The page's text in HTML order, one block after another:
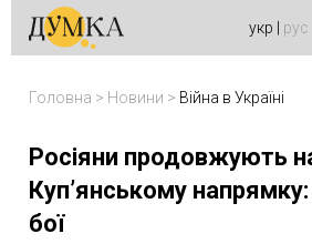
укр рус
Головна > Новини > Війна в Україні
Росіяни продовжують
Куп’янському
бої